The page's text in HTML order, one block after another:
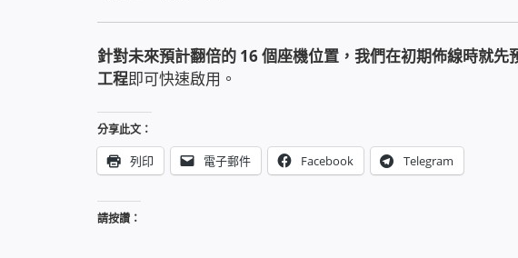
針對未來預計翻倍的 16 個座機位置，我們在初期佈線時就先
工程即可快速啟用。
分享此文：
列印 電子郵件 Facebook Telegram
請按讚：